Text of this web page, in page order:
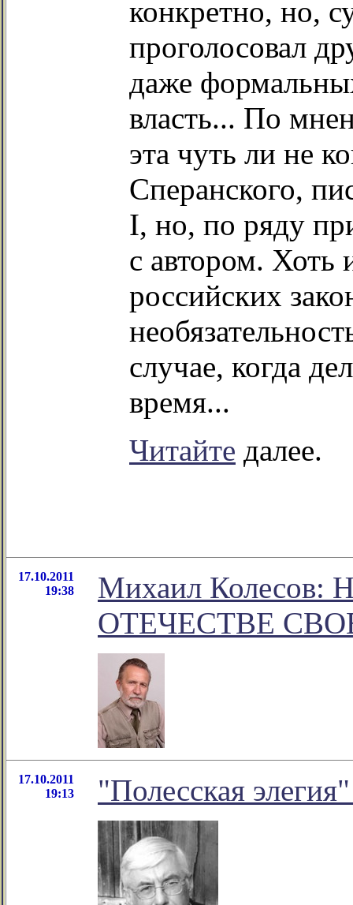
конкретно, но,
проголосовал
даже
власть... По
эта чуть ли не
Сперанского,
I, но, по ряду
с автором. Хоть
российских
случае, когда
время...
Читайте далее.
17.10.2011
19:38
Михаил
ОТЕЧЕСТВЕ
17.10.2011
19:13
"Полесская